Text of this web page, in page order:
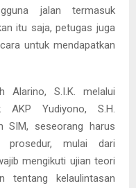
jalan termasuk
itu saja, petugas juga
untuk mendapatkan
Alarino, S.I.K. melalui
AKP Yudiyono, S.H.
SIM, seseorang harus
prosedur, mulai dari
mengikuti ujian teori
tentang kelaulintasan